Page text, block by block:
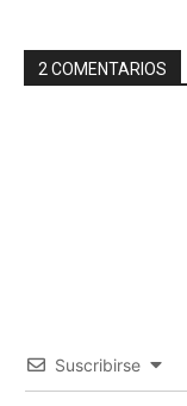
2 COMENTARIOS
Suscribirse